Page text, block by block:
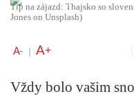
Tip na zájazd: Thajsko so
Jones on Unsplash)
A- A+
Vždy bolo vašim